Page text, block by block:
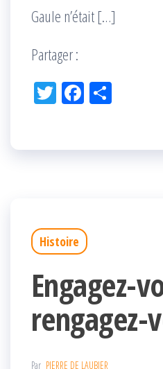
Gaule n’était […]
Partager :
Tw Fac
k r
Histoire
Engagez-
Par PIERRE DE LAUBIER